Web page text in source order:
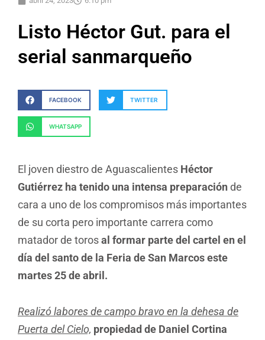
Listo Héctor Gut. para el
serial sanmarqueño
FACEBOOK TWITTER
WHATSAPP
El joven diestro de Aguascalientes Héctor
Gutiérrez ha tenido una intensa preparaciónde
cara a uno de los compromisos más importantes
de su corta pero importante carrera como
matador de torosal formar parte del cartel en el
día del santo de la Feria de San Marcos este
martes 25 de abril.
Realizó labores de campo bravo en la dehesa de
Puerta del Cielo, propiedad de Daniel Cortina